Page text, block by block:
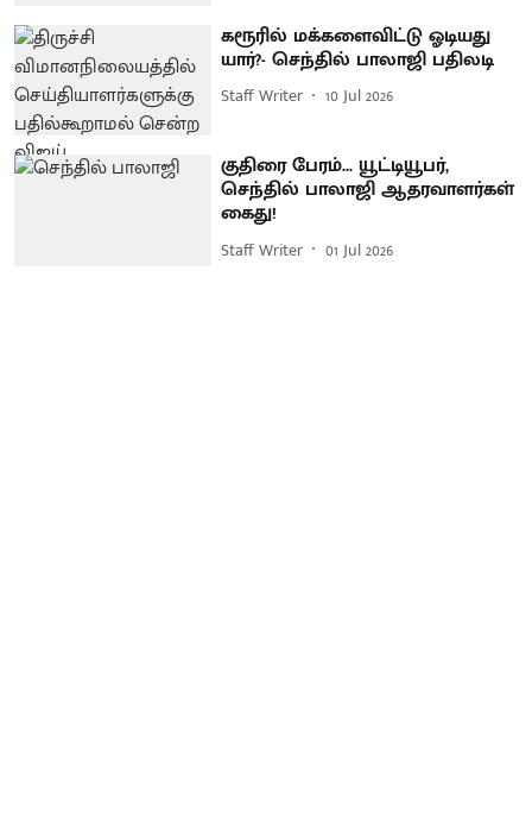
கரூரில் மக்களைவிட்டு ஓடியது
யார்?- செந்தில் பாலாஜி பதிலடி
Staff Writer 10 Jul 2026
குதிரை பேரம்... யூட்டியூபர்,
செந்தில் பாலாஜி ஆதரவாளர்கள்
கைது!
Staff Writer 01 Jul 2026